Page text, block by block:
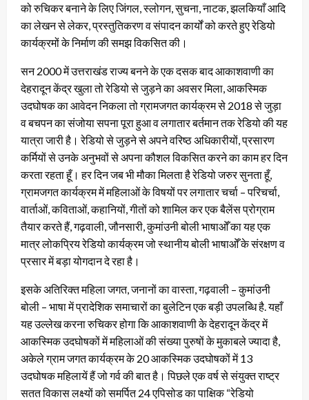
को रुचिकर बनाने के लिए जिंगल, स्लोगन, सुचना, नाटक, झलकियाँ आदि
का लेखन से लेकर, प्रस्तुतिकरण व संपादन कार्यों को करते हुए रेडियो
कार्यक्रमों के निर्माण की समझ विकसित की।
सन 2000 में उत्तराखंड राज्य बनने के एक दसक बाद आकाशवाणी का
देहरादून केंद्र खुला तो रेडियो से जुड़ने का अवसर मिला, आकस्मिक
उदघोषक का आवेदन निकला तो ग्रामजगत कार्यक्रम से 2018 से जुड़ा
व बचपन का संजोया सपना पूरा हुआ व लगातार बर्तमान तक रेडियो की यह
यात्रा जारी है। रेडियो से जुड़ने से अपने वरिष्ठ अधिकारीयों, प्रसारण
कर्मियों से उनके अनुभवों से अपना कौशल विकसित करने का काम हर दिन
करता रहता हूँ। हर दिन जब भी मौका मिलता है रेडियो जरुर सुनता हूँ,
ग्रामजगत कार्यक्रम में महिलाओं के विषयों पर लगातार चर्चा – परिचर्चा,
वार्ताओं, कविताओं, कहानियों, गीतों को शामिल कर एक बैलेंस प्रोग्राम
तैयार करते हैं, गढ़वाली, जौनसारी, कुमांउनी बोली भाषाओँ का यह एक
मात्र लोकप्रिय रेडियो कार्यक्रम जो स्थानीय बोली भाषाओँ के संरक्षण व
प्रसार में बड़ा योगदान दे रहा है।
इसके अतिरिक्त महिला जगत, जनानों का वास्ता, गढ़वाली – कुमांउनी
बोली – भाषा में प्रादेशिक समाचारों का बुलेटिन एक बड़ी उपलब्धि है. यहाँ
यह उल्लेख करना रुचिकर होगा कि आकाशवाणी के देहरादून केंद्र में
आकस्मिक उदघोषकों में महिलाओं की संख्या पुरुषों के मुकाबले ज्यादा है,
अकेले ग्राम जगत कार्यक्रम के 20 आकस्मिक उदघोषकों में 13
उदघोषक महिलायें हैं जो गर्व की बात है। पिछले एक वर्ष से संयुक्त राष्ट्र
सतत विकास लक्ष्यों को समर्पित 24 एपिसोड का पाक्षिक “रेडियो